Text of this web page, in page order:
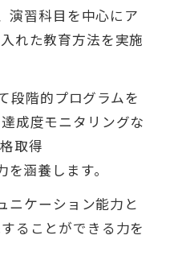
演習科目を中心にア
れた教育方法を実施
段階的プログラムを
成度モニタリングな
取得
涵養します。
ニケーション能力と
ることができる力を